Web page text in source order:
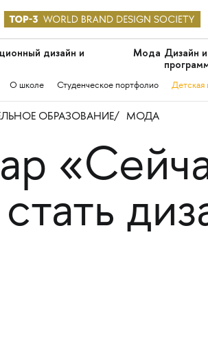
дизайн и
Мода Дизайн и
О школе Студенческое портфолио Детская
ОБРАЗОВАНИЕ МОДА